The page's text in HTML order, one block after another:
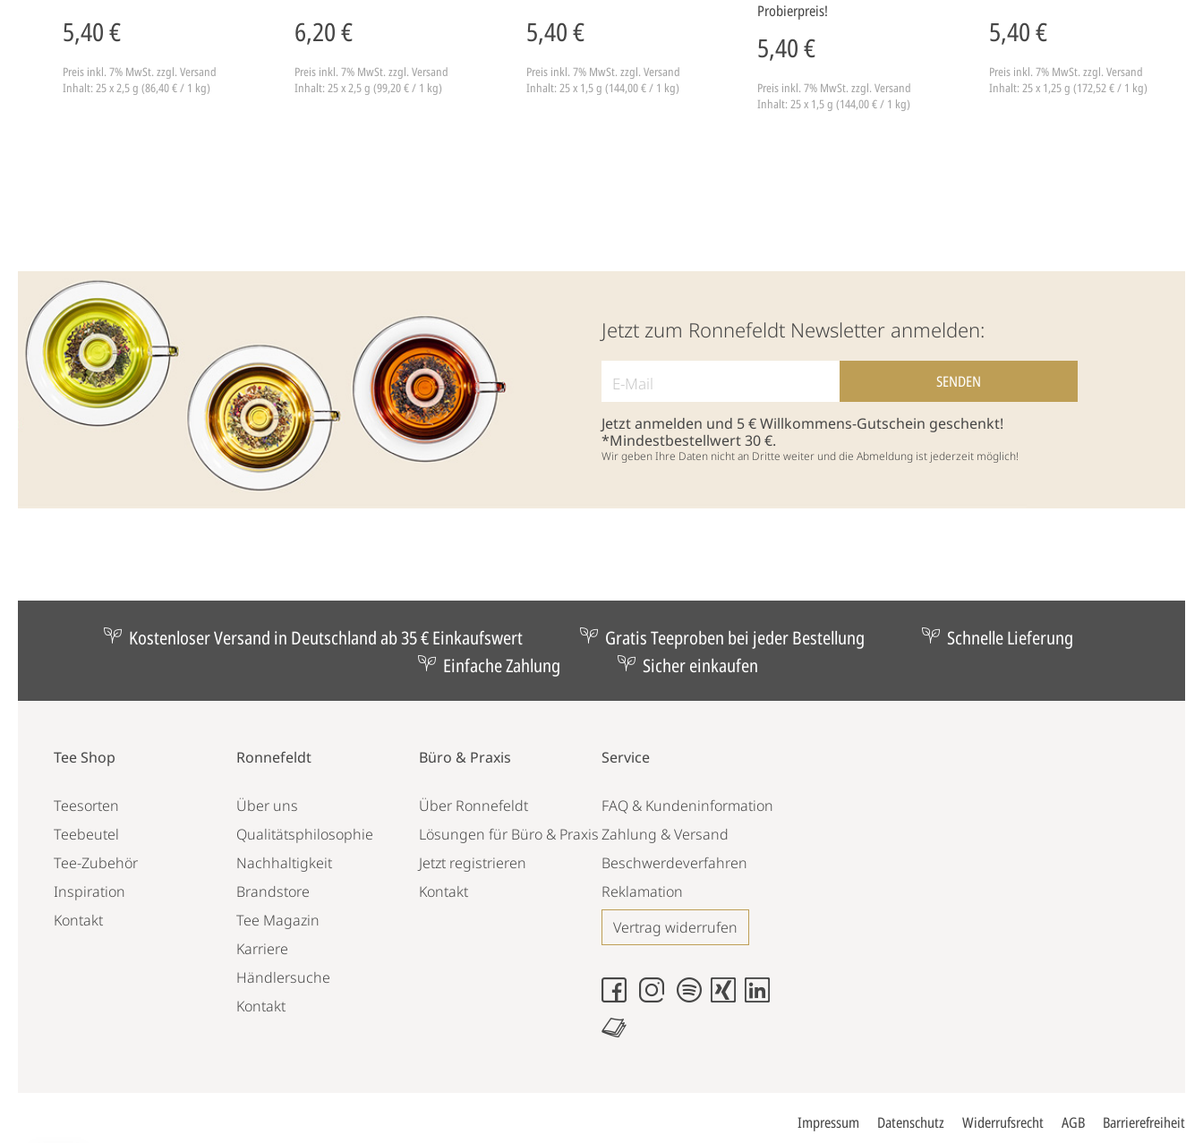
5,40 €
Preis inkl. 7% MwSt. zzgl. Versand
Inhalt: 25 x 2,5 g (86,40 € / 1 kg)
6,20 €
Preis inkl. 7% MwSt. zzgl. Versand
Inhalt: 25 x 2,5 g (99,20 € / 1 kg)
5,40 €
Preis inkl. 7% MwSt. zzgl. Versand
Inhalt: 25 x 1,5 g (144,00 € / 1 kg)
Probierpreis!
5,40 €
Preis inkl. 7% MwSt.zzgl. Versand
Inhalt: 25 x 1,5 g (144,00 € / 1 kg)
5,40 €
Preis inkl. 7% MwSt.zzgl. Versand
Inhalt: 25 x 1,25 g (172,52 € / 1 kg)
Jetzt zum Ronnefeldt Newsletter anmelden:
Jetzt anmelden und 5 € Willkommens-Gutschein geschenkt!
*Mindestbestellwert 30 €.
Wir geben Ihre Daten nicht an Dritte weiter und die Abmeldung ist jederzeit möglich!
Kostenloser Versand in Deutschland ab 35 € Einkaufswert Gratis Teeproben bei jeder Bestellung
Schnelle Lieferung
Einfache Zahlung
Sicher einkaufen
Tee Shop
Teesorten
Teebeutel
Tee-Zubehör
Inspiration
Kontakt
Ronnefeldt
Über uns
Qualitätsphilosophie
Nachhaltigkeit
Brandstore
Tee Magazin
Karriere
Händlersuche
Kontakt
Büro & Praxis
Über Ronnefeldt
Lösungen für Büro & Praxis
Jetzt registrieren
Kontakt
Service
FAQ & Kundeninformation
Zahlung & Versand
Beschwerdeverfahren
Reklamation
Vertrag widerrufen
Impressum Datenschutz Widerrufsrecht AGB Barrierefreiheit